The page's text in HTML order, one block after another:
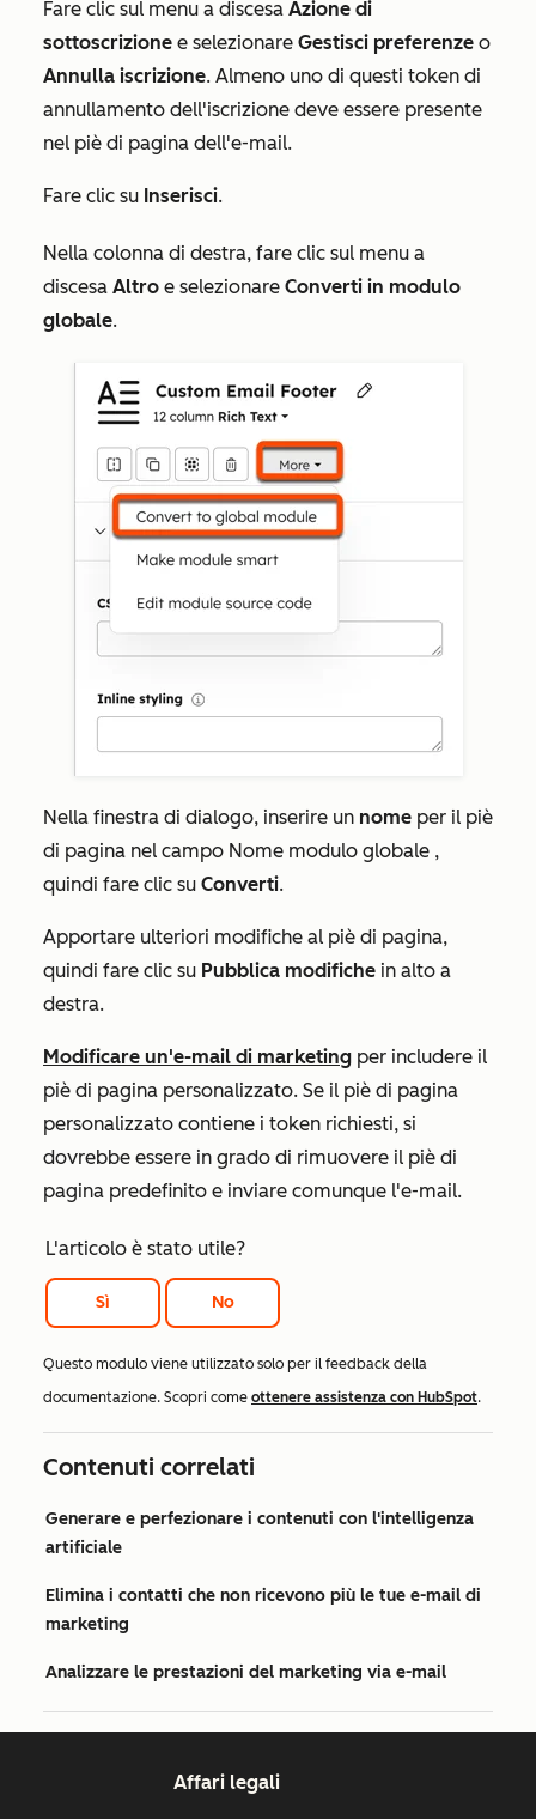
Fare clic sul menu a discesa Azione di
sottoscrizione e selezionare Gestisci preferenze o
Annulla iscrizione. Almeno uno di questi token di
annullamento dell'iscrizione deve essere presente
nel piè di pagina dell'e-mail.
Fare clic su Inserisci.
Nella colonna di destra, fare clic sul menu a
discesa Altro e selezionare Converti in modulo
globale.
Nella finestra di dialogo, inserire un nome per il piè
di pagina nel campo Nome modulo globale ,
quindi fare clic su Converti.
Apportare ulteriori modifiche al piè di pagina,
quindi fare clic su Pubblica modifiche in alto a
destra.
Modificare un'e-mail di marketing per includere il
piè di pagina personalizzato. Se il piè di pagina
personalizzato contiene i token richiesti, si
dovrebbe essere in grado di rimuovere il piè di
pagina predefinito e inviare comunque l'e-mail.
L'articolo è stato utile?
Sì No
Questo modulo viene utilizzato solo per il feedback della
documentazione. Scopri come ottenere assistenza con HubSpot.
Contenuti correlati
Generare e perfezionare i contenuti con l'intelligenza
artificiale
Elimina i contatti che non ricevono più le tue e-mail di
marketing
Analizzare le prestazioni del marketing via e-mail
Affari legali